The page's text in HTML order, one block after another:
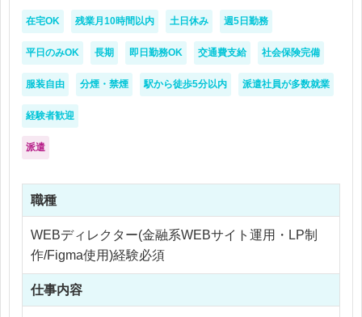
在宅OK 残業月10時間以内 土日休み 週5日勤務
平日のみOK 長期 即日勤務OK 交通費支給 社会保険完備
服装自由 分煙・禁煙 駅から徒歩5分以内 派遣社員が多数就業
経験者歓迎
派遣
職種
WEBディレクター(金融系WEBサイト運用・LP制
作/Figma使用)経験必須
仕事内容